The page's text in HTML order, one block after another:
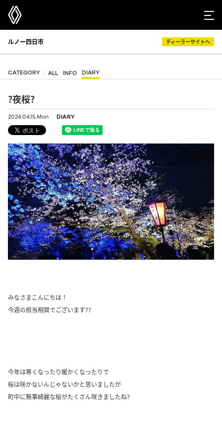
ルノー四日市 ディーラーサイトへ
CATEGORY ALL INFO DIARY
?夜桜?
2024.04.15.Mon DIARY
みなさまこんにちは！
今週の担当相賀でございます??
今年は寒くなったり暖かくなったりで
桜は咲かないんじゃないかと思いましたが
町中に無事綺麗な桜がたくさん咲きましたね?